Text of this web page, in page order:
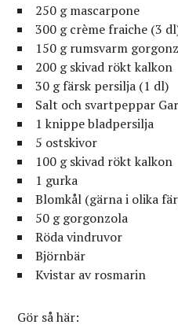
250 g mascarpone
300 g crème fraiche (3
150 g rumsvarm
200 g skivad rökt kalkon
30 g färsk persilja (1 dl)
Salt och svartpeppar
1 knippe bladpersilja
5 ostskivor
100 g skivad rökt kalkon
1 gurka
Blomkål (gärna i olika
50 g gorgonzola
Röda vindruvor
Björnbär
Kvistar av rosmarin
Gör så här: